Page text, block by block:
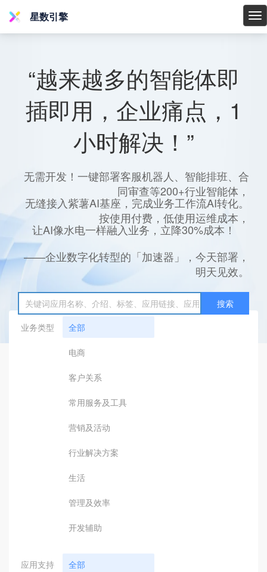
星
星数引擎
“越来越多的智能体即
插即用，企业痛点，1
小时解决！”
无需开发！一键部署客服机器人、智能排班、合
同审查等200+行业智能体，
无缝接入紫薯AI基座，完成业务工作流AI转化。
按使用付费，低使用运维成本，
让AI像水电一样融入业务，立降30%成本！
——企业数字化转型的「加速器」，今天部署，
明天见效。
搜索
业务类型
全部
电商
客户关系
常用服务及工具
营销及活动
行业解决方案
生活
管理及效率
开发辅助
应用支持 全部